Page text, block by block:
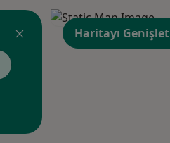
Haritayı Genişlet